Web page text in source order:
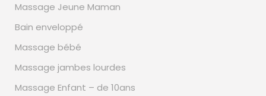
Massage Jeune Maman
Bain enveloppé
Massage bébé
Massage jambes lourdes
Massage Enfant – de 10ans